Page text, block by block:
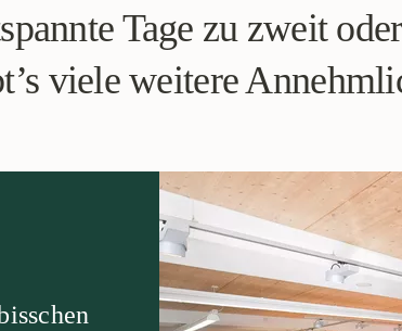
Tage zu zweit
viele weitere